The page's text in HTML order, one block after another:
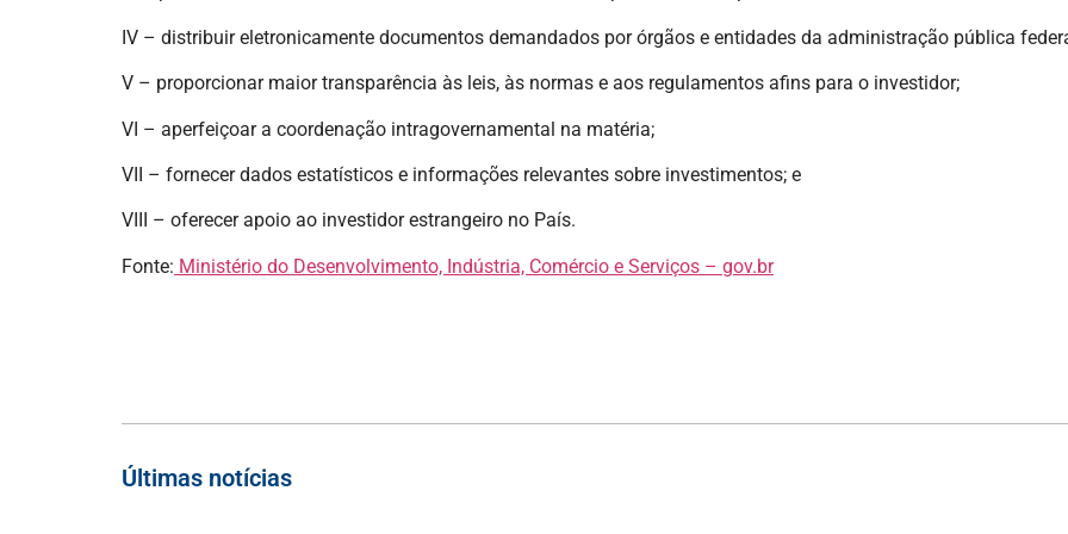
IV – distribuir eletronicamente documentos demandados por órgãos e entidades da administração pública
V – proporcionar maior transparência às leis, às normas e aos regulamentos afins para o investidor;
VI – aperfeiçoar a coordenação intragovernamental na matéria;
VII – fornecer dados estatísticos e informações relevantes sobre investimentos; e
VIII – oferecer apoio ao investidor estrangeiro no País.
Fonte: Ministério do Desenvolvimento, Indústria, Comércio e Serviços – gov.br
Últimas notícias